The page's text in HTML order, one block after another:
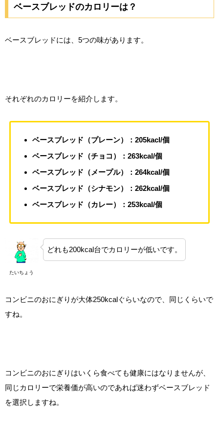
ベースブレッドのカロリーは？
ベースブレッドには、5つの味があります。
それぞれのカロリーを紹介します。
ベースブレッド（プレーン）：205kacl/個
ベースブレッド（チョコ）：263kcal/個
ベースブレッド（メープル）：264kcal/個
ベースブレッド（シナモン）：262kcal/個
ベースブレッド（カレー）：253kcal/個
たいちょう
どれも200kcal台でカロリーが低いです。
コンビニのおにぎりが大体250kcalぐらいなので、同じくらいで
すね。
コンビニのおにぎりはいくら食べても健康にはなりませんが、
同じカロリーで栄養価が高いのであれば迷わずベースブレッド
を選択しますね。